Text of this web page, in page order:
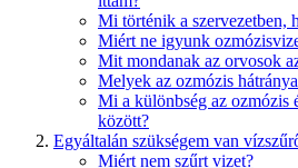
Mi történik a szervezetben,
Miért ne igyunk
Mit mondanak az orvosok
Melyek az ozmózis
Mi a különbség az ozmózis
között?
Egyáltalán szükségem van
Miért nem szűrt vizet?